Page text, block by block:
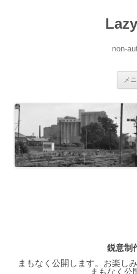
non-
メ
鋭意制
まもなく公開します。お楽し
まもなく公